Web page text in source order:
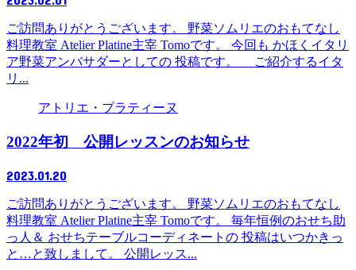
ご訪問ありがとうございます。 野菜ソムリエのおもてなし
料理教室 Atelier Platine主宰 Tomoです。 今回も かほくイタリ
ア野菜アンバサダーとしての 投稿です。 ご紹介するイタ
リ...
アトリエ・プラティーヌ
2022年初 公開レッスンのお知らせ
2023.01.20
ご訪問ありがとうございます。 野菜ソムリエのおもてなし
料理教室 Atelier Platine主宰 Tomoです。 毎年恒例のおせち助
っ人＆ おせちテーブルコーディネートの 投稿はいつかきっ
と…と致しまして。 公開レッス...